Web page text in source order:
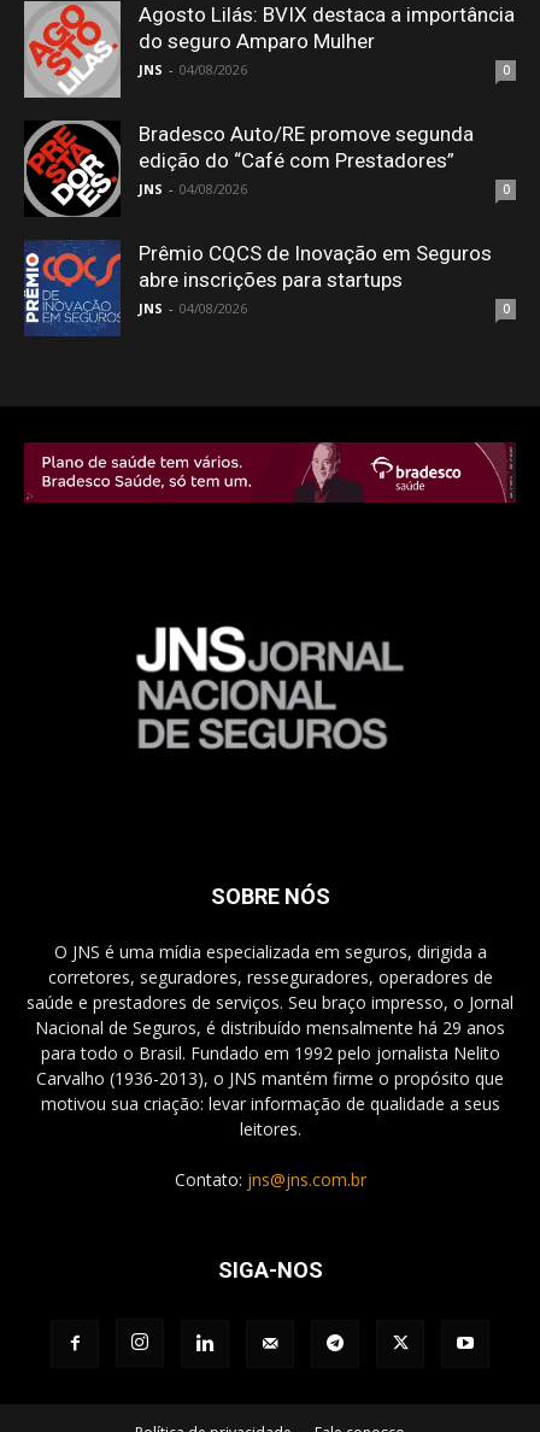
Agosto Lilás: BVIX destaca a importância
do seguro Amparo Mulher
JNS - 04/08/2026 0
Bradesco Auto/RE promove segunda
edição do “Café com Prestadores”
JNS - 04/08/2026 0
Prêmio CQCS de Inovação em Seguros
abre inscrições para startups
JNS - 04/08/2026 0
SOBRE NÓS
O JNS é uma mídia especializada em seguros, dirigida a
corretores, seguradores, resseguradores, operadores de
saúde e prestadores de serviços. Seu braço impresso, o Jornal
Nacional de Seguros, é distribuído mensalmente há 29 anos
para todo o Brasil. Fundado em 1992 pelo jornalista Nelito
Carvalho (1936-2013), o JNS mantém firme o propósito que
motivou sua criação: levar informação de qualidade a seus
leitores.
Contato: jns@jns.com.br
SIGA-NOS